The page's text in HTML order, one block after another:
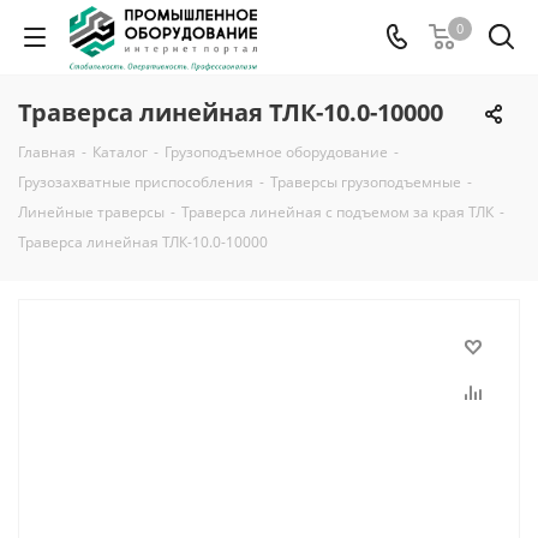
0
Траверса линейная ТЛК-10.0-10000
Главная - Каталог - Грузоподъемное оборудование -
Грузозахватные приспособления - Траверсы грузоподъемные -
Линейные траверсы - Траверса линейная с подъемом за края ТЛК -
Траверса линейная ТЛК-10.0-10000